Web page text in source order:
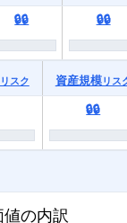
🔒🔒 🔒🔒
リスク 資産規模リス
🔒🔒